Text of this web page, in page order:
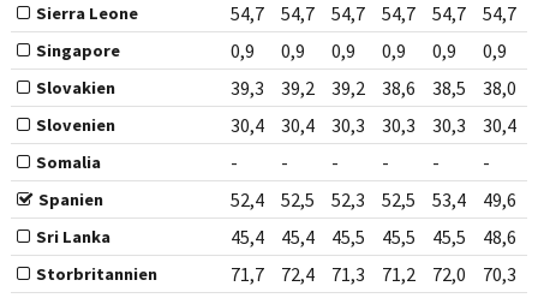
Sierra Leone 54,7 54,7 54,7 54,7 54,7 54,7
Singapore 0,9 0,9 0,9 0,9 0,9 0,9
Slovakien 39,3 39,2 39,2 38,6 38,5 38,0
Slovenien 30,4 30,4 30,3 30,3 30,3 30,4
Somalia - - - - - -
Spanien 52,4 52,5 52,3 52,5 53,4 49,6
Sri Lanka 45,4 45,4 45,5 45,5 45,5 48,6
Storbritannien 71,7 72,4 71,3 71,2 72,0 70,3